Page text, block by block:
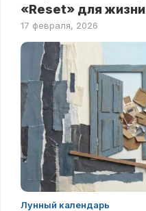
«Reset» для жизни
17 февраля, 2026
Лунный календарь